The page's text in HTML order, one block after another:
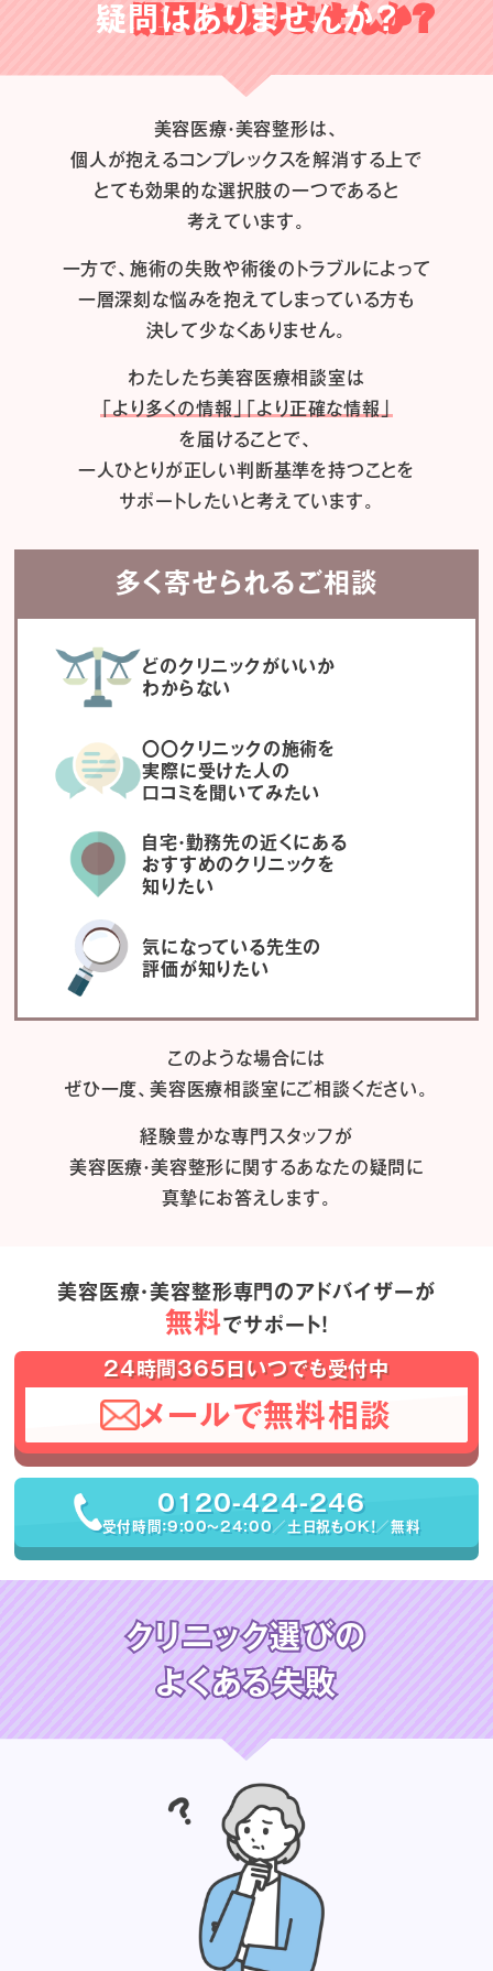
疑問はありませんか？
美容医療・美容整形は、
個人が抱えるコンプレックスを解消する上で
とても効果的な選択肢の一つであると
考えています。
一方で、施術の失敗や術後のトラブルによって
一層深刻な悩みを抱えてしまっている方も
決して少なくありません。
わたしたち美容医療相談室は
「より多くの情報」「より正確な情報」
を届けることで、
一人ひとりが正しい判断基準を持つことを
サポートしたいと考えています。
多く寄せられるご相談
どのクリニックがいいか
わからない
〇〇クリニックの施術を
実際に受けた人の
口コミを聞いてみたい
自宅・勤務先の近くにある
おすすめのクリニックを
知りたい
気になっている先生の
評価が知りたい
このような場合には
ぜひ一度、美容医療相談室にご相談ください。
経験豊かな専門スタッフが
美容医療・美容整形に関するあなたの疑問に
真摯にお答えします。
美容医療・美容整形専門のアドバイザーが
無料でサポート！
24時間365日いつでも受付中
メールで無料相談
0120-424-246
受付時間：9:00〜24:00／土日祝もOK！／無料
クリニック選びの
よくある失敗